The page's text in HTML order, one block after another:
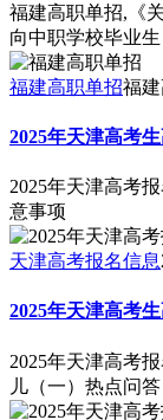
福建高职单招,《
向中职学校毕业
福建高职单招福
2025年天津高考
2025年天津高考
意事项
天津高考报名信息
2025年天津高考
2025年天津高考
儿（一）热点问答